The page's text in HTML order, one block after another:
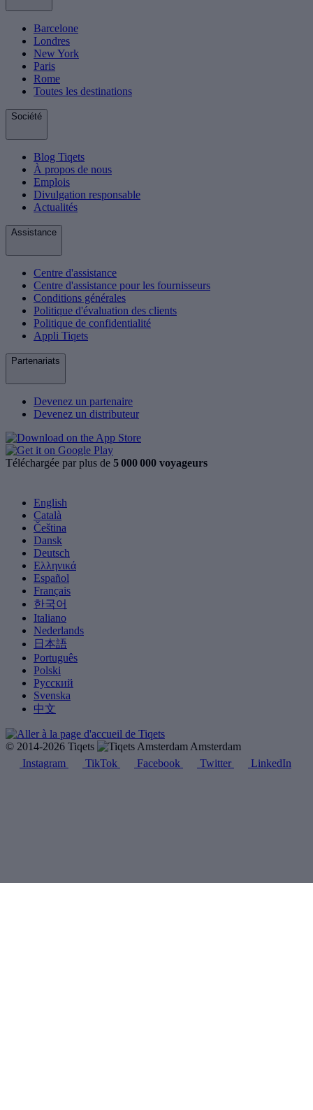
Barcelone
Londres
New York
Paris
Rome
Toutes les destinations
Société
Blog Tiqets
À propos de nous
Emplois
Divulgation responsable
Actualités
Assistance
Centre d'assistance
Centre d'assistance pour les fournisseurs
Conditions générales
Politique d'évaluation des clients
Politique de confidentialité
Appli Tiqets
Partenariats
Devenez un partenaire
Devenez un distributeur
Téléchargée par plus de 5 000 000 voyageurs
English
Català
Čeština
Dansk
Deutsch
Ελληνικά
Español
Français
한국어
Italiano
Nederlands
日本語
Português
Polski
Русский
Svenska
中文
© 2014-2026 Tiqets
Amsterdam
Instagram
TikTok Facebook Twitter LinkedIn